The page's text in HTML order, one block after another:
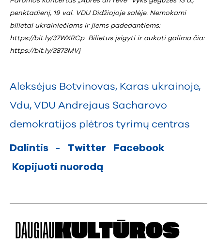
penktadienį, 19 val. VDU Didžiojoje salėje. Nemokami
bilietai ukrainiečiams ir jiems padedantiems:
https://bit.ly/37WXRCpBilietus įsigyti ir aukoti galima čia:
https://bit.ly/3873MVj
Aleksėjus Botvinovas, Karas ukrainoje,
Vdu, VDU Andrejaus Sacharovo
demokratijos plėtros tyrimų centras
Dalintis - Twitter
Facebook
Kopijuoti nuorodą
DAUGIAU KULTŪROS